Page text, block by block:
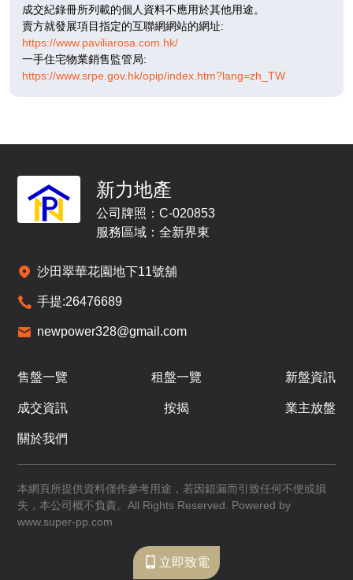
6 /
5 /
6 /
F
8 /
F
7 /
D1
1,596呎
D2
4房(3套)
4房(3套)
4房(3套)
$6,286.8萬
D2
4房(3套)
D3
4房(3套)
成交紀錄冊所列載的個人資料不應用於其他用途。
賣方就發展項目指定的互聯網網站的網址:
https://www.paviliarosa.com.hk/
一手住宅物業銷售監管局:
https://www.srpe.gov.hk/opip/index.htm?lang=zh_TW
新力地產
公司牌照：C-020853
服務區域：全新界東
沙田翠華花園地下11號舖
手提:26476689
newpower328@gmail.com
售盤一覽 租盤一覽 新盤資訊
成交資訊 按揭 業主放盤
關於我們
本網頁所提供資料僅作參考用途，若因錯漏而引致任何不便或損
失，本公司概不負責。All Rights Reserved. Powered by
www.super-pp.com
立即致電